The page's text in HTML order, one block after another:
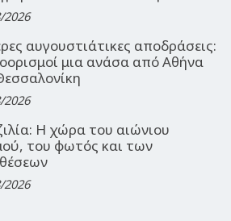
2026
αυγουστιάτικες αποδράσεις:
μια ανάσα από Αθήνα
2026
Η χώρα του αιώνιου
του φωτός και των
2026